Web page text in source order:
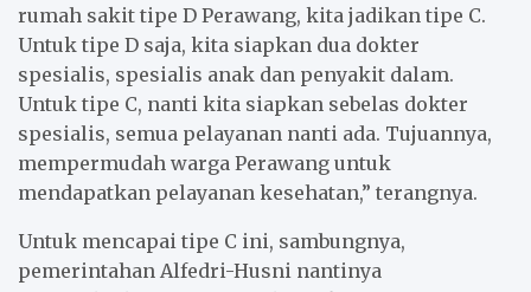
rumah sakit tipe D Perawang, kita jadikan tipe C.
Untuk tipe D saja, kita siapkan dua dokter
spesialis, spesialis anak dan penyakit dalam.
Untuk tipe C, nanti kita siapkan sebelas dokter
spesialis, semua pelayanan nanti ada. Tujuannya,
mempermudah warga Perawang untuk
mendapatkan pelayanan kesehatan,” terangnya.
Untuk mencapai tipe C ini, sambungnya,
pemerintahan Alfedri-Husni nantinya